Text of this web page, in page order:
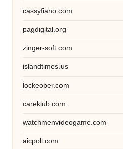
cassyfiano.com
pagdigital.org
zinger-soft.com
islandtimes.us
lockeober.com
careklub.com
watchmenvideogame.com
aicpoll.com